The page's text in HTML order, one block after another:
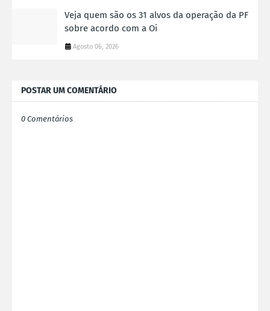
Veja quem são os 31 alvos da operação da PF
sobre acordo com a Oi
Agosto 06, 2026
POSTAR UM COMENTÁRIO
0 Comentários